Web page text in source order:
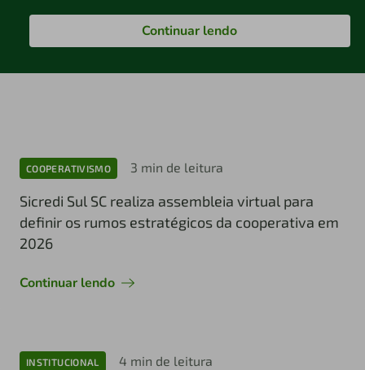
Continuar lendo
COOPERATIVISMO 3 min de leitura
Sicredi Sul SC realiza assembleia virtual para
definir os rumos estratégicos da cooperativa em
2026
Continuar lendo
INSTITUCIONAL 4 min de leitura